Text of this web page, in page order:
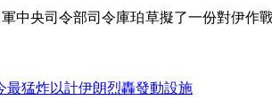
央司令部司令庫珀草擬了一份對伊作
最猛炸以計伊朗烈轟發動設施